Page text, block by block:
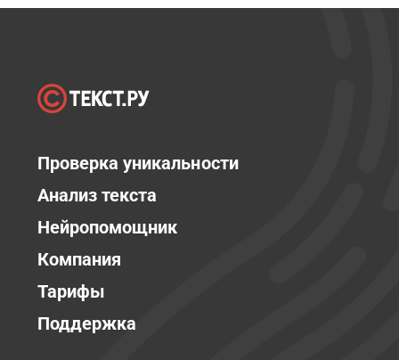
Проверка уникальности
Анализ текста
Нейропомощник
Компания
Тарифы
Поддержка